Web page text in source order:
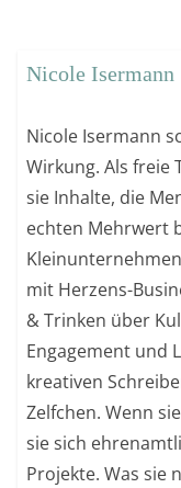
Nicole Isermann
Nicole Isermann
Wirkung. Als freie
sie Inhalte, die
echten Mehrwert
mit Herzens-
& Trinken über
Engagement und
kreativen
Zelfchen. Wenn
sie sich
Projekte. Was sie